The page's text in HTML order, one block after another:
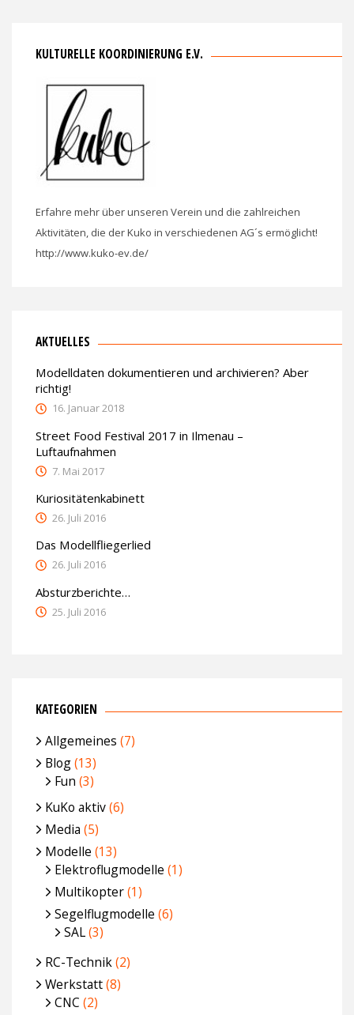
KULTURELLE KOORDINIERUNG E.V.
Erfahre mehr über unseren Verein und die zahlreichen
Aktivitäten, die der Kuko in verschiedenen AG´s ermöglicht!
http://www.kuko-ev.de/
AKTUELLES
Modelldaten dokumentieren und archivieren? Aber
richtig!
16. Januar 2018
Street Food Festival 2017 in Ilmenau –
Luftaufnahmen
7. Mai 2017
Kuriositätenkabinett
26. Juli 2016
Das Modellfliegerlied
26. Juli 2016
Absturzberichte…
25. Juli 2016
KATEGORIEN
Allgemeines (7)
Blog(13)
Fun (3)
KuKo aktiv(6)
Media (5)
Modelle (13)
Elektroflugmodelle (1)
Multikopter(1)
Segelflugmodelle (6)
SAL(3)
RC-Technik(2)
Werkstatt(8)
CNC (2)